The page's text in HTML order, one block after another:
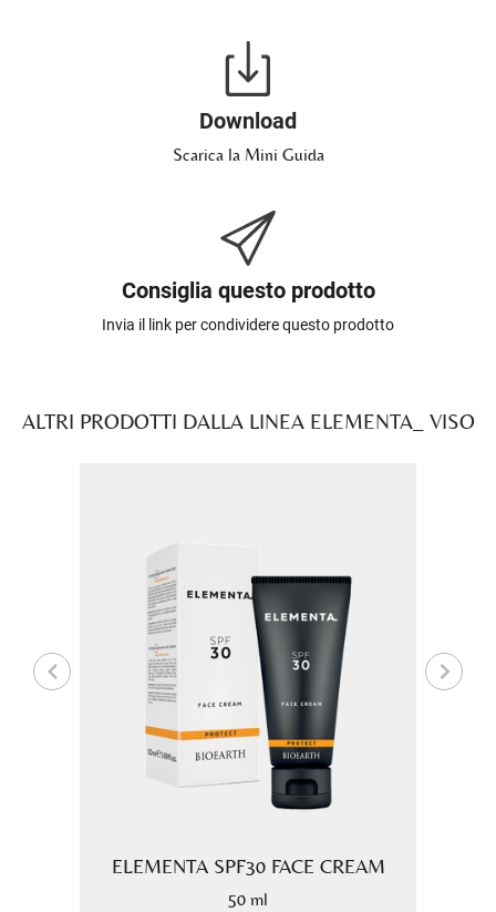
Download
Scarica la Mini Guida
Consiglia questo prodotto
Invia il link per condividere questo prodotto
ALTRI PRODOTTI DALLA LINEA ELEMENTA_ VISO
ELEMENTA SPF30 FACE CREAM
50 ml